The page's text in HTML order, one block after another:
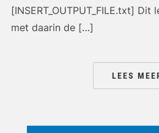
[INSERT_OUTPUT_FILE.txt]
met daarin de […]
LEES